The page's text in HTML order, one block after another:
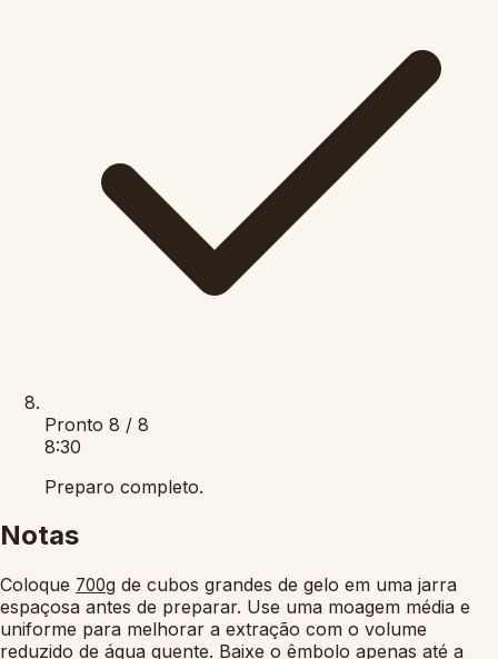
Pronto 8 / 8
8:30
Preparo completo.
Notas
Coloque 700g de cubos grandes de gelo em uma jarra
espaçosa antes de preparar. Use uma moagem média e
uniforme para melhorar a extração com o volume
reduzido de água quente. Baixe o êmbolo apenas até a